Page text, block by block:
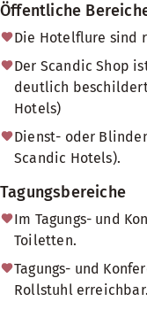
Öffentliche
Die Hotelflure sind
Der Scandic Shop
deutlich
Hotels)
Dienst- oder
Scandic Hotels).
Tagungsbereiche
Im Tagungs- und
Toiletten.
Tagungs- und
Rollstuhl erreichbar.